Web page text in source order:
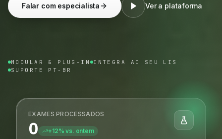
Falar com especialista Ver a plataforma
MODULAR & PLUG-IN INTEGRA AO SEU LIS
SUPORTE PT-BR
EXAMES PROCESSADOS
0 +12% vs. ontem